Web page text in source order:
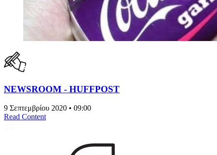
NEWSROOM - HUFFPOST
9 Σεπτεμβρίου 2020 • 09:00
Read Content